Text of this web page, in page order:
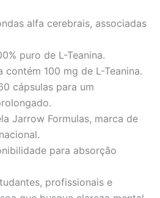
alfa cerebrais, associadas
puro de L-Teanina.
contém 100 mg de L-Teanina.
cápsulas para um
Jarrow Formulas, marca de
para absorção
profissionais e